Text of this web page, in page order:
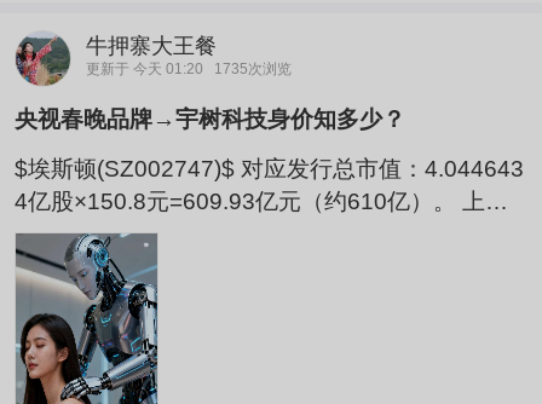
牛押寨大王餐
更新于 今天 01:20 1735次浏览
央视春晚品牌→宇树科技身价知多少？
$埃斯顿(SZ002747)$ 对应发行总市值：4.044643
4亿股×150.8元=609.93亿元（约610亿）。 上市
首日，按照高成长高科技股首日涨幅的惯例，开盘
价给予5倍涨幅，即750元以上价格，市值3050
元。 水涨船高，A股机器人概念股，将重新估值。